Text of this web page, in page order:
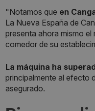
"Notamos que en
La Nueva España de
presenta ahora mismo el
comedor de su
La máquina ha
principalmente al efecto
asegurado.